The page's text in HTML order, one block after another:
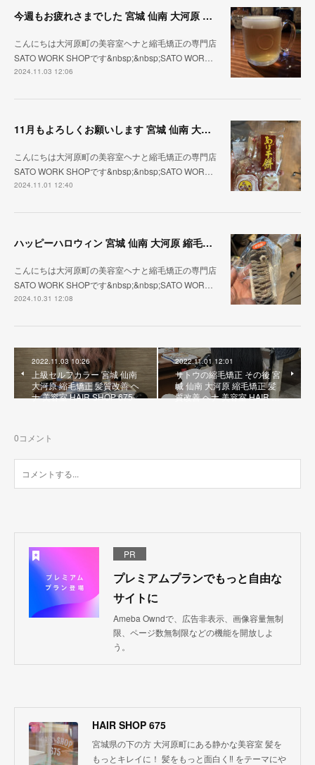
今週もお疲れさまでした 宮城 仙南 大河原 縮毛矯正 髪質改善 ヘナ 美容室 SATO WORK SHOP
こんにちは大河原町の美容室ヘナと縮毛矯正の専門店
SATO WORK SHOPです&nbsp;&nbsp;SATO WOR…
2024.11.03 12:06
11月もよろしくお願いします 宮城 仙南 大河原 縮毛矯正 髪質改善 ヘナ 美容室 SATO WORK SHOP
こんにちは大河原町の美容室ヘナと縮毛矯正の専門店
SATO WORK SHOPです&nbsp;&nbsp;SATO WOR…
2024.11.01 12:40
ハッピーハロウィン 宮城 仙南 大河原 縮毛矯正 髪質改善 ヘナ 美容室 SATO WORK SHOP
こんにちは大河原町の美容室ヘナと縮毛矯正の専門店
SATO WORK SHOPです&nbsp;&nbsp;SATO WOR…
2024.10.31 12:08
2022.11.03 10:26
上級セルフカラー 宮城 仙南
大河原 縮毛矯正 髪質改善 ヘ
ナ 美容室 HAIR SHOP 675
2022.11.01 12:01
サトウの縮毛矯正 その後 宮
城 仙南 大河原 縮毛矯正 髪
質改善 ヘナ 美容室 HAIR …
0コメント
PR
プレミアムプランでもっと自由な
サイトに
Ameba Owndで、広告非表示、画像容量無制
限、ページ数無制限などの機能を開放しよ
う。
HAIR SHOP 675
宮城県の下の方 大河原町にある静かな美容室 髪を
もっとキレイに！ 髪をもっと面白く‼︎ をテーマにや